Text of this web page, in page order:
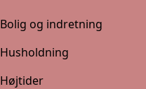
Bolig og indretning
Husholdning
Højtider